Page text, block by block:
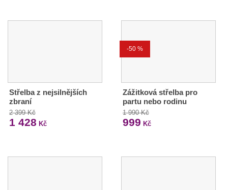
Střelba z nejsilnějších
zbraní
2 399 Kč
1 428 Kč
-50 %
Zážitková střelba pro
partu nebo rodinu
1 990 Kč
999 Kč